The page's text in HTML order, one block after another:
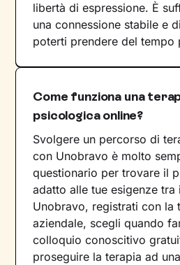
libertà di espressione. È
una connessione stabile e
poterti prendere del tempo
Come funziona una
psicologica online?
Svolgere un percorso di
con Unobravo è molto
questionario per trovare il
adatto alle tue esigenze
Unobravo, registrati con la
aziendale, scegli quando
colloquio conoscitivo
proseguire la terapia ad